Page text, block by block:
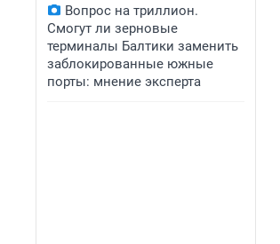
Вопрос на триллион.
Смогут ли зерновые
терминалы Балтики заменить
заблокированные южные
порты: мнение эксперта